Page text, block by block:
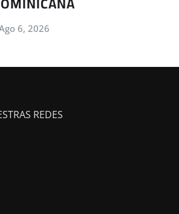
6, 2026
REDES